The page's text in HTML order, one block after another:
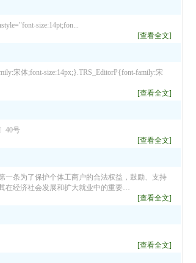
size:14pt;fon...
[查看全文]
宋体;font-size:14px;}.TRS_EditorP{font-family:宋
[查看全文]
40号
[查看全文]
一条为了保护个体工商户的合法权益，鼓励、支持
在经济社会发展和扩大就业中的重要…
[查看全文]
[查看全文]